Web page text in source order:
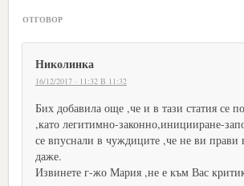
ОТГОВОР
Николинка
16/12/2017 · 11:32 В 11:32
Бих добавила още ,че и в тази статия се
,като легитимно-законно,иницииране-
се впуснали в чуждиците ,че не ви прави
даже.
Извинете г-жо Мария ,не е към Вас